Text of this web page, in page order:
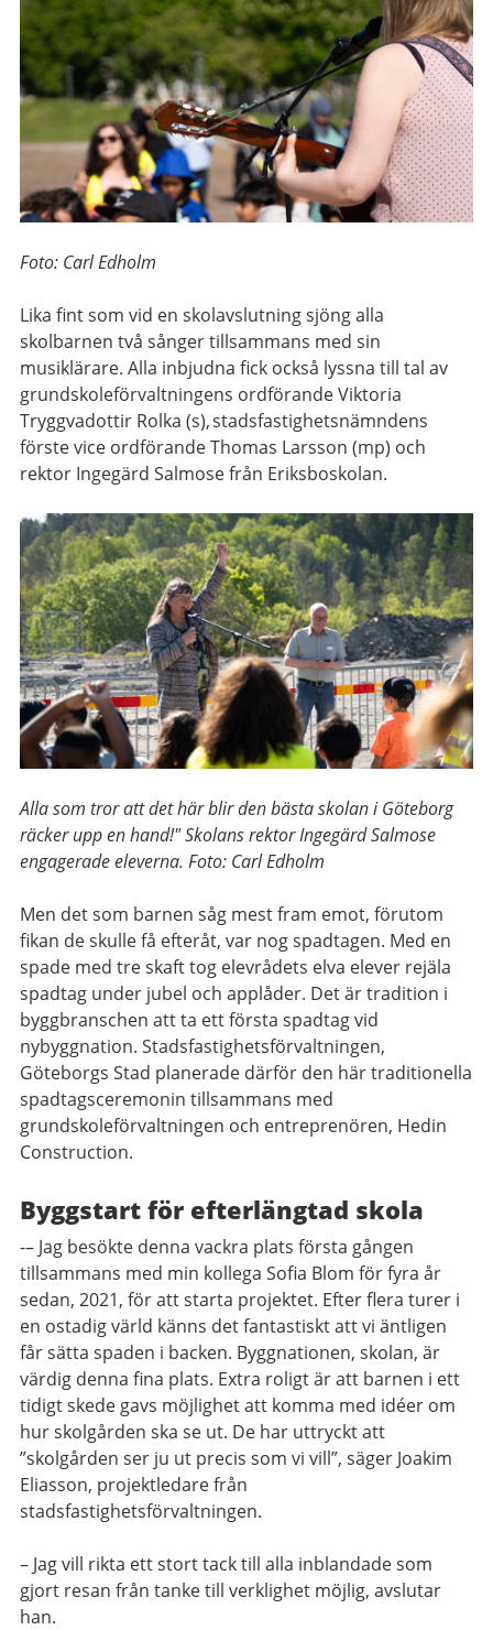
Foto: Carl Edholm
Lika fint som vid en skolavslutning sjöng alla
skolbarnen två sånger tillsammans med sin
musiklärare. Alla inbjudna fick också lyssna till tal av
grundskoleförvaltningens ordförande Viktoria
Tryggvadottir Rolka (s), stadsfastighetsnämndens
förste vice ordförande Thomas Larsson (mp) och
rektor Ingegärd Salmose från Eriksboskolan.
Alla som tror att det här blir den bästa skolan i Göteborg
räcker upp en hand!" Skolans rektor Ingegärd Salmose
engagerade eleverna. Foto: Carl Edholm
Men det som barnen såg mest fram emot, förutom
fikan de skulle få efteråt, var nog spadtagen. Med en
spade med tre skaft tog elevrådets elva elever rejäla
spadtag under jubel och applåder. Det är tradition i
byggbranschen att ta ett första spadtag vid
nybyggnation. Stadsfastighetsförvaltningen,
Göteborgs Stad planerade därför den här traditionella
spadtagsceremonin tillsammans med
grundskoleförvaltningen och entreprenören, Hedin
Construction.
Byggstart för efterlängtad skola
-– Jag besökte denna vackra plats första gången
tillsammans med min kollega Sofia Blom för fyra år
sedan, 2021, för att starta projektet. Efter flera turer i
en ostadig värld känns det fantastiskt att vi äntligen
får sätta spaden i backen. Byggnationen, skolan, är
värdig denna fina plats. Extra roligt är att barnen i ett
tidigt skede gavs möjlighet att komma med idéer om
hur skolgården ska se ut. De har uttryckt att
”skolgården ser ju ut precis som vi vill”, säger Joakim
Eliasson, projektledare från
stadsfastighetsförvaltningen.
– Jag vill rikta ett stort tack till alla inblandade som
gjort resan från tanke till verklighet möjlig, avslutar
han.